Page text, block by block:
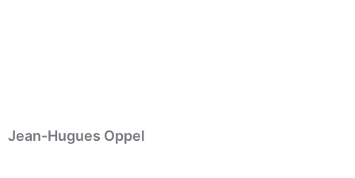
Jean-Hugues Oppel